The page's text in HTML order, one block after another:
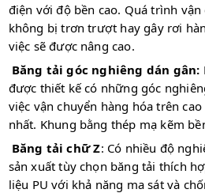
điện với độ bền cao. Quá trình vận
không bị trơn trượt hay gây rơi
việc sẽ được nâng cao.
Băng tải góc nghiêng dán gân:
được thiết kế có những góc
việc vận chuyển hàng hóa trên
nhất. Khung bằng thép mạ kẽm
Băng tải chữ Z: Có nhiều độ
sản xuất tùy chọn băng tải thích
liệu PU với khả năng ma sát và